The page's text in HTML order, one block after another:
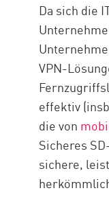
Da sich die
VPN-
effektiv
die von
Sicheres
sichere,